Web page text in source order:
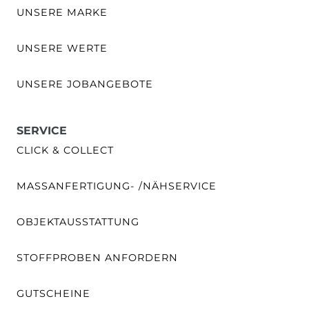
UNSERE MARKE
UNSERE WERTE
UNSERE JOBANGEBOTE
SERVICE
CLICK & COLLECT
MASSANFERTIGUNG- /NÄHSERVICE
OBJEKTAUSSTATTUNG
STOFFPROBEN ANFORDERN
GUTSCHEINE